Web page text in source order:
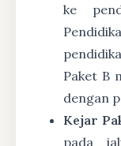
ke
Paket B
dengan
Kejar
pada